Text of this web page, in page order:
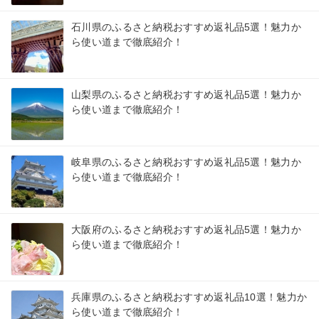
石川県のふるさと納税おすすめ返礼品5選！魅力か
ら使い道まで徹底紹介！
山梨県のふるさと納税おすすめ返礼品5選！魅力か
ら使い道まで徹底紹介！
岐阜県のふるさと納税おすすめ返礼品5選！魅力か
ら使い道まで徹底紹介！
大阪府のふるさと納税おすすめ返礼品5選！魅力か
ら使い道まで徹底紹介！
兵庫県のふるさと納税おすすめ返礼品10選！魅力か
ら使い道まで徹底紹介！